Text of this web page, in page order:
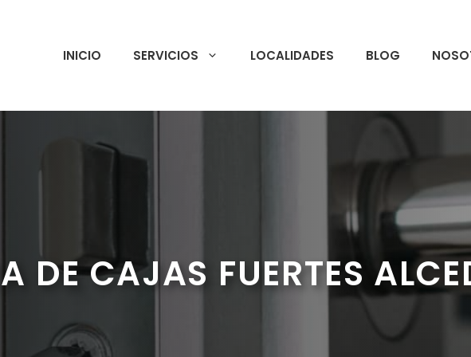
INICIO SERVICIOS LOCALIDADES BLOG
DE CAJAS FUERTES